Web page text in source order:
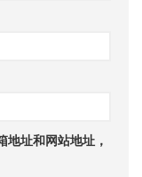
地址和网站地址，